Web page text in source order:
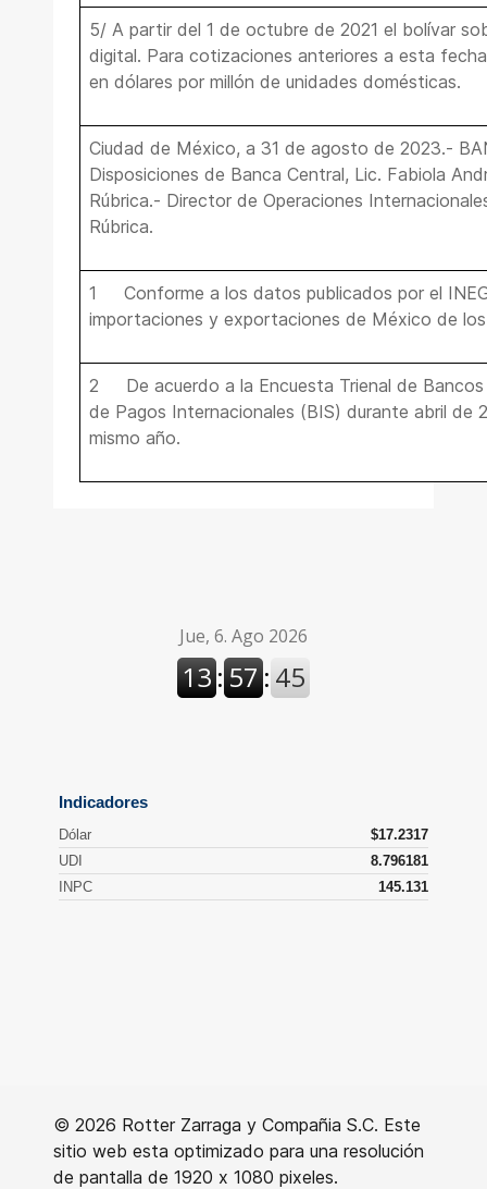
5/ A partir del 1 de octubre de 2021 el bolívar
digital. Para cotizaciones anteriores a esta
en dólares por millón de unidades domésticas.
Ciudad de México, a 31 de agosto de 2023.-
Disposiciones de Banca Central, Lic. Fabiola
Rúbrica.- Director de Operaciones
Rúbrica.
1 Conforme a los datos publicados por el
importaciones y exportaciones de México de
2 De acuerdo a la Encuesta Trienal de Bancos
de Pagos Internacionales (BIS) durante abril de
mismo año.
© 2026 Rotter Zarraga y Compañia S.C. Este
sitio web esta optimizado para una resolución
de pantalla de 1920 x 1080 pixeles.